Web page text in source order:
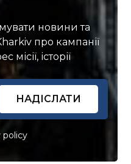
новини та
про кампанії
історії
policy